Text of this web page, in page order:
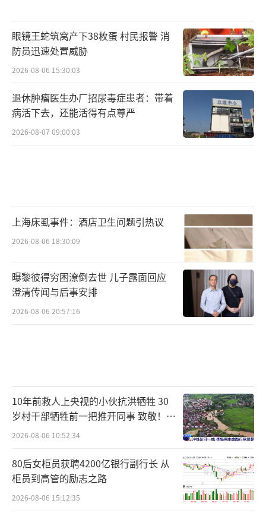
眼镜王蛇筑窝产下38枚蛋 村民报警 消
防员迅速处置威胁
2026-08-06 15:30:03
退休肿瘤医生办厂招尿毒症患者：带着
病活下去，还能活得有点尊严
2026-08-07 09:00:03
上海床虱事件：酒店卫生问题引热议
2026-08-06 18:30:09
曝黎彼得穷困潦倒去世 儿子露面回应
澄清传闻与后事安排
2026-08-06 20:57:16
10年前救人上央视的小伙抗洪牺牲 30
岁村干部牺牲前一把推开同事 致敬！送
别！
2026-08-06 10:52:34
80后女柜员获聘4200亿银行副行长 从
柜员到高管的励志之路
2026-08-06 15:12:35